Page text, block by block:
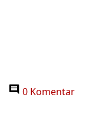
0 Komentar